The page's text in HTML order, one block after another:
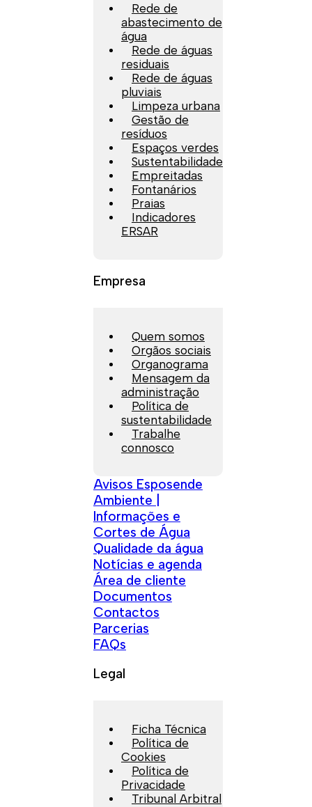
Rede de
abastecimento de
água
Rede de águas
residuais
Rede de águas
pluviais
Limpeza urbana
Gestão de
resíduos
Espaços verdes
Sustentabilidade
Empreitadas
Fontanários
Praias
Indicadores
ERSAR
Empresa
Quem somos
Orgãos sociais
Organograma
Mensagem da
administração
Política de
sustentabilidade
Trabalhe
connosco
Avisos Esposende
Ambiente |
Informações e
Cortes de Água
Qualidade da água
Notícias e agenda
Área de cliente
Documentos
Contactos
Parcerias
FAQs
Legal
Ficha Técnica
Política de
Cookies
Política de
Privacidade
Tribunal Arbitral